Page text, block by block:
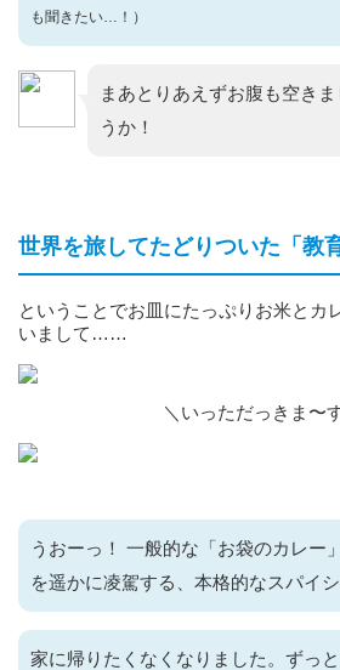
も聞きたい…！）
まあとりあえずお腹も空き
うか！
世界を旅してたどりついた「教育
ということでお皿にたっぷりお米とカ
いまして……
＼いっただっきま〜
うおーっ！ 一般的な「お袋のカレー
を遥かに凌駕する、本格的なスパイ
家に帰りたくなくなりました。ずっ